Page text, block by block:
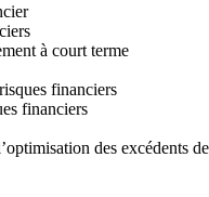
à court terme
financiers
financiers
des excédents de